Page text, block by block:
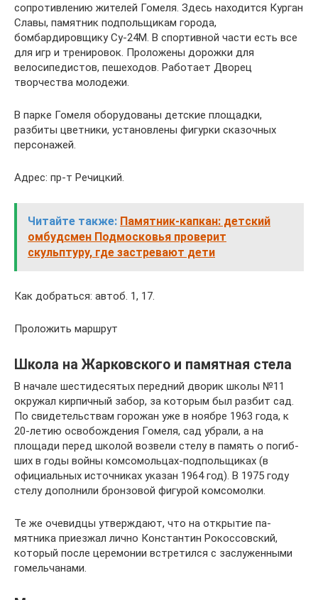
сопротивлению жителей Гомеля. Здесь находится Курган
Славы, памятник подпольщикам города,
бомбардировщику Су-24М. В спортивной части есть все
для игр и тренировок. Проложены дорожки для
велосипедистов, пешеходов. Работает Дворец
творчества молодежи.
В парке Гомеля оборудованы детские площадки,
разбиты цветники, установлены фигурки сказочных
персонажей.
Адрес: пр-т Речицкий.
Читайте также: Памятник-капкан: детский
омбудсмен Подмосковья проверит
скульптуру, где застревают дети
Как добраться: автоб. 1, 17.
Проложить маршрут
Школа на Жарковского и памятная стела
В начале шестидесятых передний дворик шко­лы №11
окружал кирпичный забор, за кото­рым был разбит сад.
По свидетельствам горо­жан уже в ноябре 1963 года, к
20-летию осво­бождения Гомеля, сад убрали, а на
площади пе­ред школой возвели стелу в память о погиб­
ших в годы войны комсомольцах-подпольщиках (в
официальных источниках указан 1964 год). В 1975 году
стелу дополнили бронзовой фигурой комсомолки.
Те же очевидцы утверждают, что на открытие па­
мятника приезжал лично Константин Рокоссовский,
который после церемонии встретился с заслуженны­ми
гомельчанами.